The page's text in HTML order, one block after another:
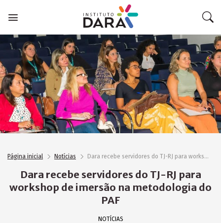
Página inicial Notícias Dara recebe servidores do TJ-RJ para workshop de imersão na metodologia do PAF
Dara recebe servidores do TJ-RJ para
workshop de imersão na metodologia do
PAF
NOTÍCIAS